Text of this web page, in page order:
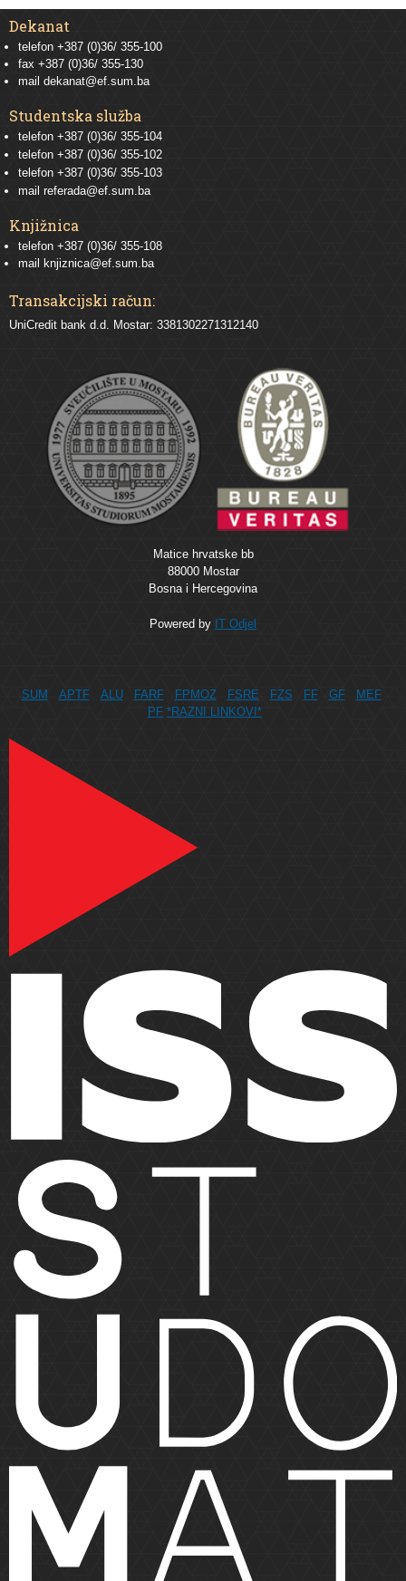
Dekanat
telefon +387 (0)36/ 355-100
fax +387 (0)36/ 355-130
mail dekanat@ef.sum.ba
Studentska služba
telefon +387 (0)36/ 355-104
telefon +387 (0)36/ 355-102
telefon +387 (0)36/ 355-103
mail referada@ef.sum.ba
Knjižnica
telefon +387 (0)36/ 355-108
mail knjiznica@ef.sum.ba
Transakcijski račun:
UniCredit bank d.d. Mostar: 3381302271312140
Matice hrvatske bb
88000 Mostar
Bosna i Hercegovina
Powered by IT Odjel
SUM APTF ALU FARF FPMOZ FSRE FZS FF GF
MEF
PF *RAZNI LINKOVI*